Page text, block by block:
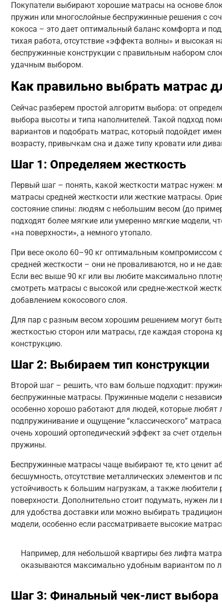
Покупатели выбирают хорошие матрасы на основе
пружин или многослойные беспружинные решения с
кокоса – это дает оптимальный баланс комфорта и
тихая работа, отсутствие «эффекта волны» и высокая
беспружинные конструкции с правильным набором
удачным выбором.
Как правильно выбрать матрас
Сейчас разберем простой алгоритм выбора: от
выбора высоты и типа наполнителей. Такой подход
вариантов и подобрать матрас, который подойдет
возрасту, привычкам сна и даже типу кровати или
Шаг 1: Определяем жесткость
Первый шаг – понять, какой жесткости матрас нужен:
матрасы средней жесткости или жесткие матрасы.
состояние спины: людям с небольшим весом (до
подходят более мягкие или умеренно мягкие модели,
«на поверхности», а немного утопало.
При весе около 60–90 кг оптимальным компромиссом
средней жесткости – они не проваливаются, но и не
Если вес выше 90 кг или вы любите максимально
смотреть матрасы с высокой или средне-жесткой
добавлением кокосового слоя.
Для пар с разным весом хорошим решением могут
жесткостью сторон или матрасы, где каждая сторона
конструкцию.
Шаг 2: Выбираем тип конструкции
Второй шаг – решить, что вам больше подходит:
беспружинные матрасы. Пружинные модели с
особенно хорошо работают для людей, которые любят
подпружинивание и ощущение “классического”
очень хороший ортопедический эффект за счет
пружины.
Беспружинные матрасы чаще выбирают те, кто ценит
бесшумность, отсутствие металлических элементов и
устойчивость к большим нагрузкам, а также любители
поверхности. Дополнительно стоит подумать, нужен
для удобства доставки или можно выбирать
модели, особенно если рассматриваете высокие
Например, для небольшой квартиры без лифта
оказываются максимально удобным вариантом по
Шаг 3: Финальный чек-лист выбора